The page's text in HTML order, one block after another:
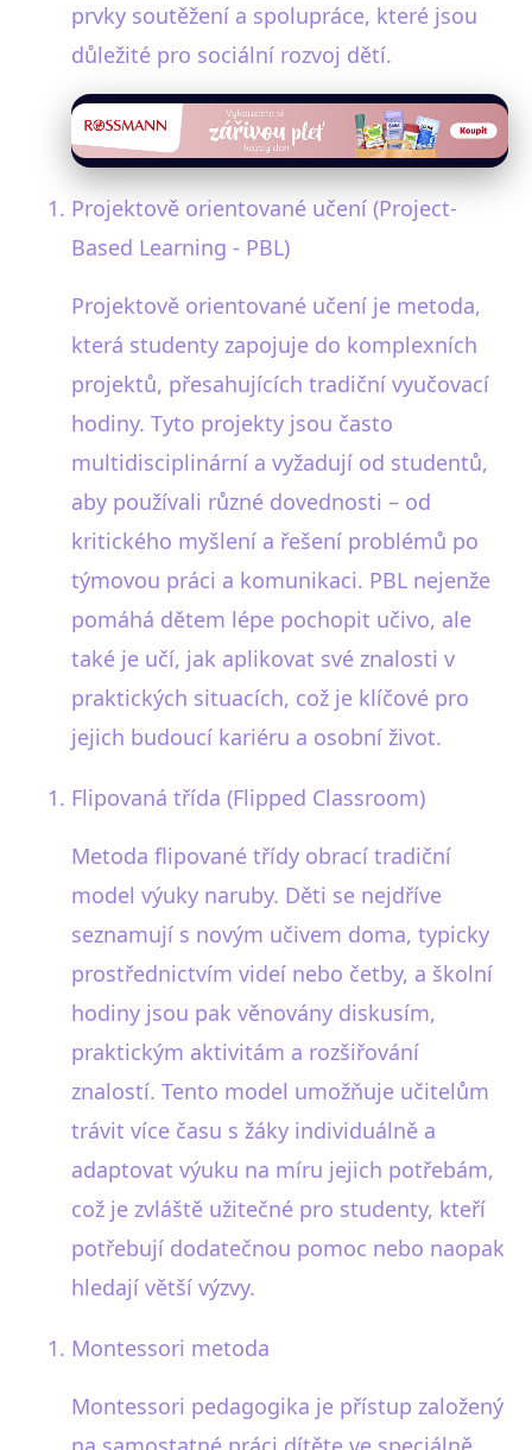
prvky soutěžení a spolupráce, které jsou
důležité pro sociální rozvoj dětí.
Projektově orientované učení (Project-
Based Learning - PBL)
Projektově orientované učení je metoda,
která studenty zapojuje do komplexních
projektů, přesahujících tradiční vyučovací
hodiny. Tyto projekty jsou často
multidisciplinární a vyžadují od studentů,
aby používali různé dovednosti – od
kritického myšlení a řešení problémů po
týmovou práci a komunikaci. PBL nejenže
pomáhá dětem lépe pochopit učivo, ale
také je učí, jak aplikovat své znalosti v
praktických situacích, což je klíčové pro
jejich budoucí kariéru a osobní život.
Flipovaná třída (Flipped Classroom)
Metoda flipované třídy obrací tradiční
model výuky naruby. Děti se nejdříve
seznamují s novým učivem doma, typicky
prostřednictvím videí nebo četby, a školní
hodiny jsou pak věnovány diskusím,
praktickým aktivitám a rozšiřování
znalostí. Tento model umožňuje učitelům
trávit více času s žáky individuálně a
adaptovat výuku na míru jejich potřebám,
což je zvláště užitečné pro studenty, kteří
potřebují dodatečnou pomoc nebo naopak
hledají větší výzvy.
Montessori metoda
Montessori pedagogika je přístup založený